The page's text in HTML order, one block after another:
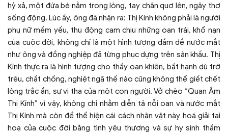
hỷ xả, một đứa bé nằm trong lòng, tay chân quơ lên, ngây thơ
sống động. Lúc ấy, ông đã nhận ra: Thị Kính không phải là người
phụ nữ mềm yếu, thụ động cam chịu những oan trái, khổ nạn
của cuộc đời, không chỉ là một hình tượng dầm dề nước mắt
như ông và đồng nghiệp đã từng phục dựng trên sân khấu. Thị
Kính thực ra là hình tượng cho thấy oan khiên, bất hạnh dù trớ
trêu, chất chồng, nghiệt ngã thế nào cũng không thể giết chết
lòng trắc ẩn, sự vị tha của một con người. Vở chèo “Quan Âm
Thị Kính” vì vậy, không chỉ nhằm diễn tả nỗi oan và nước mắt
Thị Kính mà còn để thể hiện cái cách nhân vật này hoá giải tai
hoạ của cuộc đời bằng tình yêu thương và sự hy sinh thầm